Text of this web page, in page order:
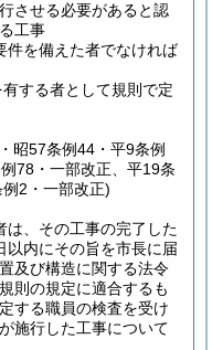
させる必要があると認
工事
件を備えた者でなければ
する者として規則で定
昭57条例44・平9条例
78・一部改正、平19条
2・一部改正)
は、その工事の完了した
以内にその旨を市長に届
及び構造に関する法令
則の規定に適合するも
する職員の検査を受け
施行した工事について